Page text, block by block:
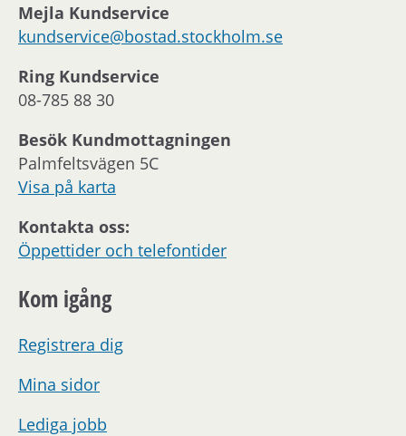
Mejla Kundservice
kundservice@bostad.stockholm.se
Ring Kundservice
08-785 88 30
Besök Kundmottagningen
Palmfeltsvägen 5C
Visa på karta
Kontakta oss:
Öppettider och telefontider
Kom igång
Registrera dig
Mina sidor
Lediga jobb